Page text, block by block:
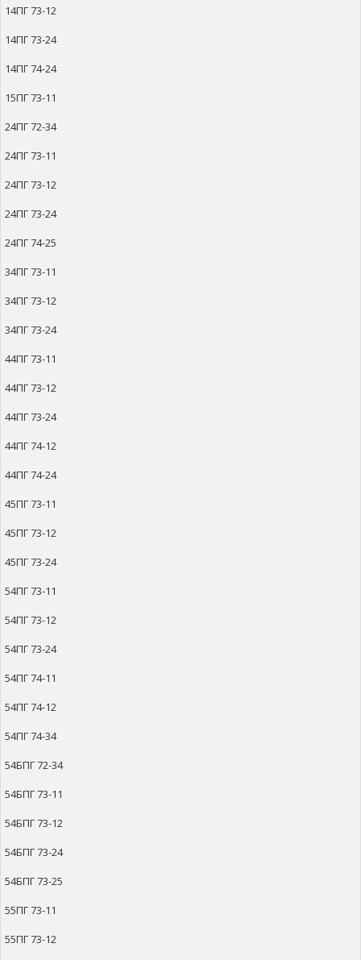
14ПГ 73-12
14ПГ 73-24
14ПГ 74-24
15ПГ 73-11
24ПГ 72-34
24ПГ 73-11
24ПГ 73-12
24ПГ 73-24
24ПГ 74-25
34ПГ 73-11
34ПГ 73-12
34ПГ 73-24
44ПГ 73-11
44ПГ 73-12
44ПГ 73-24
44ПГ 74-12
44ПГ 74-24
45ПГ 73-11
45ПГ 73-12
45ПГ 73-24
54ПГ 73-11
54ПГ 73-12
54ПГ 73-24
54ПГ 74-11
54ПГ 74-12
54ПГ 74-34
54БПГ 72-34
54БПГ 73-11
54БПГ 73-12
54БПГ 73-24
54БПГ 73-25
55ПГ 73-11
55ПГ 73-12